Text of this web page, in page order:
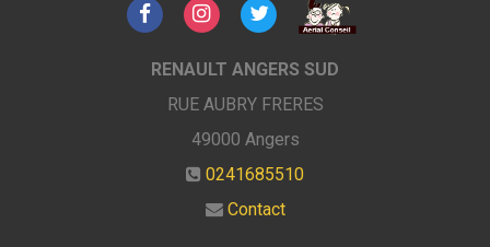
RENAULT ANGERS SUD
RUE AUBRY FRERES
49000 Angers
0241685510
Contact